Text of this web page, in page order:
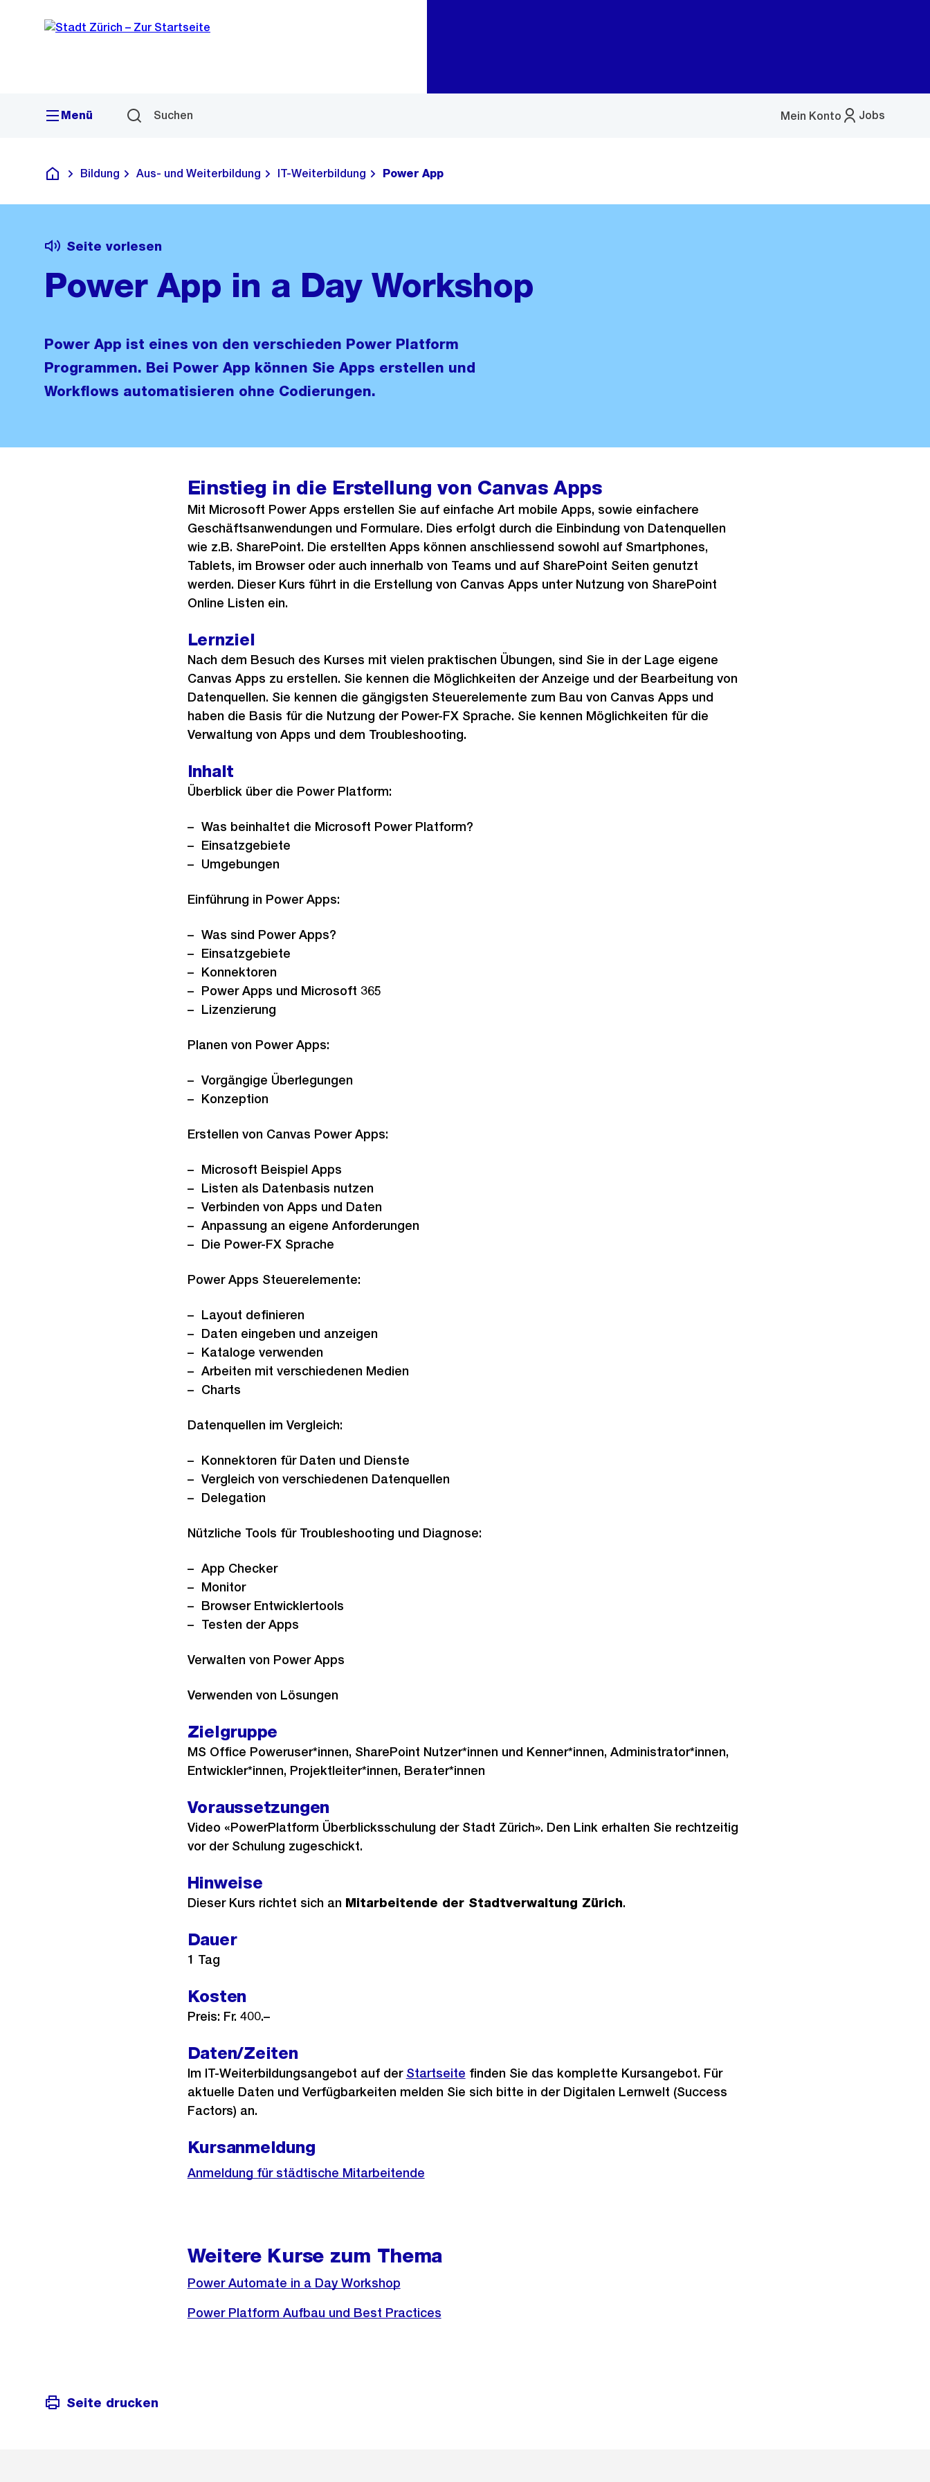
Navigation
Sprunglink
Menü Suchen Jobs
Mein Konto
Menü
Deutsch
Bildung Aus- und Weiterbildung IT-Weiterbildung Power App
Seite vorlesen
Power App in a Day Workshop
Power App ist eines von den verschieden Power Platform
Programmen. Bei Power App können Sie Apps erstellen und
Workflows automatisieren ohne Codierungen.
Einstieg in die Erstellung von Canvas Apps
Mit Microsoft Power Apps erstellen Sie auf einfache Art mobile Apps, sowie einfachere
Geschäftsanwendungen und Formulare. Dies erfolgt durch die Einbindung von Datenquellen
wie z.B. SharePoint. Die erstellten Apps können anschliessend sowohl auf Smartphones,
Tablets, im Browser oder auch innerhalb von Teams und auf SharePoint Seiten genutzt
werden. Dieser Kurs führt in die Erstellung von Canvas Apps unter Nutzung von SharePoint
Online Listen ein.
Lernziel
Nach dem Besuch des Kurses mit vielen praktischen Übungen, sind Sie in der Lage eigene
Canvas Apps zu erstellen. Sie kennen die Möglichkeiten der Anzeige und der Bearbeitung von
Datenquellen. Sie kennen die gängigsten Steuerelemente zum Bau von Canvas Apps und
haben die Basis für die Nutzung der Power-FX Sprache. Sie kennen Möglichkeiten für die
Verwaltung von Apps und dem Troubleshooting.
Inhalt
Überblick über die Power Platform:
Was beinhaltet die Microsoft Power Platform?
Einsatzgebiete
Umgebungen
Einführung in Power Apps:
Was sind Power Apps?
Einsatzgebiete
Konnektoren
Power Apps und Microsoft 365
Lizenzierung
Planen von Power Apps:
Vorgängige Überlegungen
Konzeption
Erstellen von Canvas Power Apps:
Microsoft Beispiel Apps
Listen als Datenbasis nutzen
Verbinden von Apps und Daten
Anpassung an eigene Anforderungen
Die Power-FX Sprache
Power Apps Steuerelemente:
Layout definieren
Daten eingeben und anzeigen
Kataloge verwenden
Arbeiten mit verschiedenen Medien
Charts
Datenquellen im Vergleich:
Konnektoren für Daten und Dienste
Vergleich von verschiedenen Datenquellen
Delegation
Nützliche Tools für Troubleshooting und Diagnose:
App Checker
Monitor
Browser Entwicklertools
Testen der Apps
Verwalten von Power Apps
Verwenden von Lösungen
Zielgruppe
MS Office Poweruser*innen, SharePoint Nutzer*innen und Kenner*innen, Administrator*innen,
Entwickler*innen, Projektleiter*innen, Berater*innen
Voraussetzungen
Video «PowerPlatform Überblicksschulung der Stadt Zürich». Den Link erhalten Sie rechtzeitig
vor der Schulung zugeschickt.
Hinweise
Dieser Kurs richtet sich an Mitarbeitende der Stadtverwaltung Zürich.
Dauer
1 Tag
Kosten
Preis: Fr. 400.–
Daten/Zeiten
Im IT-Weiterbildungsangebot auf der Startseite finden Sie das komplette Kursangebot. Für
aktuelle Daten und Verfügbarkeiten melden Sie sich bitte in der Digitalen Lernwelt (Success
Factors) an.
Kursanmeldung
Anmeldung für städtische Mitarbeitende
Weitere Kurse zum Thema
Power Automate in a Day Workshop
Power Platform Aufbau und Best Practices
Seite drucken